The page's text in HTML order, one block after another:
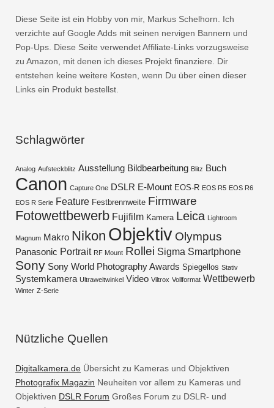
Diese Seite ist ein Hobby von mir, Markus Schelhorn. Ich
verzichte auf Google Adds mit seinen nervigen Bannern und
Pop-Ups. Diese Seite verwendet Affiliate-Links vorzugsweise
zu Amazon, mit denen ich dieses Projekt finanziere. Dir
entstehen keine weitere Kosten, wenn Du über einen dieser
Links ein Produkt bestellst.
Schlagwörter
Analog Aufsteckblitz Ausstellung Bildbearbeitung Blitz Buch
Canon Capture One DSLR E-Mount EOS-R EOS R5 EOS R6
EOS R Serie Feature Festbrennweite Firmware
Fotowettbewerb Fujifilm Kamera Leica Lightroom
Magnum Makro Nikon Objektiv Olympus
Panasonic Portrait RF Mount Rollei Sigma Smartphone
Sony Sony World Photography Awards Spiegellos Stativ
Systemkamera Ultraweitwinkel Video Viltrox Vollformat Wettbewerb
Winter Z-Serie
Nützliche Quellen
Digitalkamera.de Übersicht zu Kameras und Objektiven
Photografix Magazin Neuheiten vor allem zu Kameras und
Objektiven DSLR Forum Großes Forum zu DSLR- und